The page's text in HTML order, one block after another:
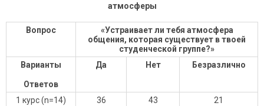
атмосферы
Вопрос
«Устраивает ли тебя атмосфера
общения, которая существует в твоей
студенческой группе?»
Варианты
Ответов
Да Нет Безразлично
1 курс (n=14) 36 43 21